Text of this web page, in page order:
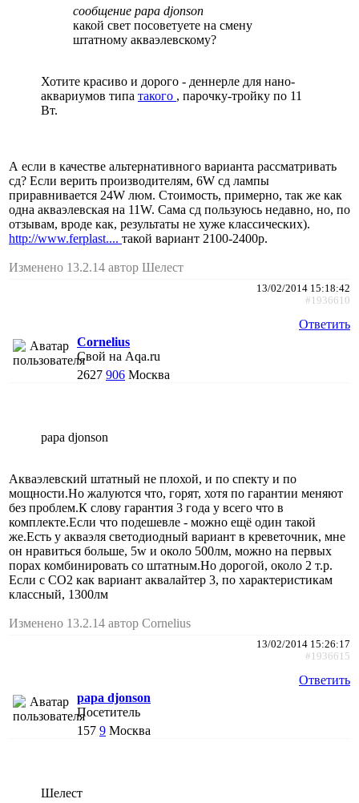
сообщение papa djonson
какой свет посоветуете на смену
штатному акваэлевскому?
Хотите красиво и дорого - деннерле для нано-
аквариумов типа такого , парочку-тройку по 11
Вт.
А если в качестве альтернативного варианта рассматривать
сд? Если верить производителям, 6W сд лампы
приравнивается 24W люм. Стоимость, примерно, так же как
одна акваэлевская на 11W. Сама сд пользуюсь недавно, но, по
отзывам, вроде как, результаты не хуже классических).
http://www.ferplast.... такой вариант 2100-2400р.
Изменено 13.2.14 автор Шелест
13/02/2014 15:18:42
#1936610
Ответить
Cornelius
Свой на Aqa.ru
2627 906 Москва
papa djonson
Акваэлевский штатный не плохой, и по спекту и по
мощности.Но жалуются что, горят, хотя по гарантии меняют
без проблем.К слову гарантия 3 года у всего что в
комплекте.Если что подешевле - можно ещё один такой
же.Есть у акваэля светодиодный вариант в креветочник, мне
он нравиться больше, 5w и около 500лм, можно на первых
порах комбинировать со штатным.Но дорогой, около 2 т.р.
Если с СО2 как вариант аквалайтер 3, по характеристикам
классный, 1300лм
Изменено 13.2.14 автор Cornelius
13/02/2014 15:26:17
#1936615
Ответить
papa djonson
Посетитель
157 9 Москва
Шелест